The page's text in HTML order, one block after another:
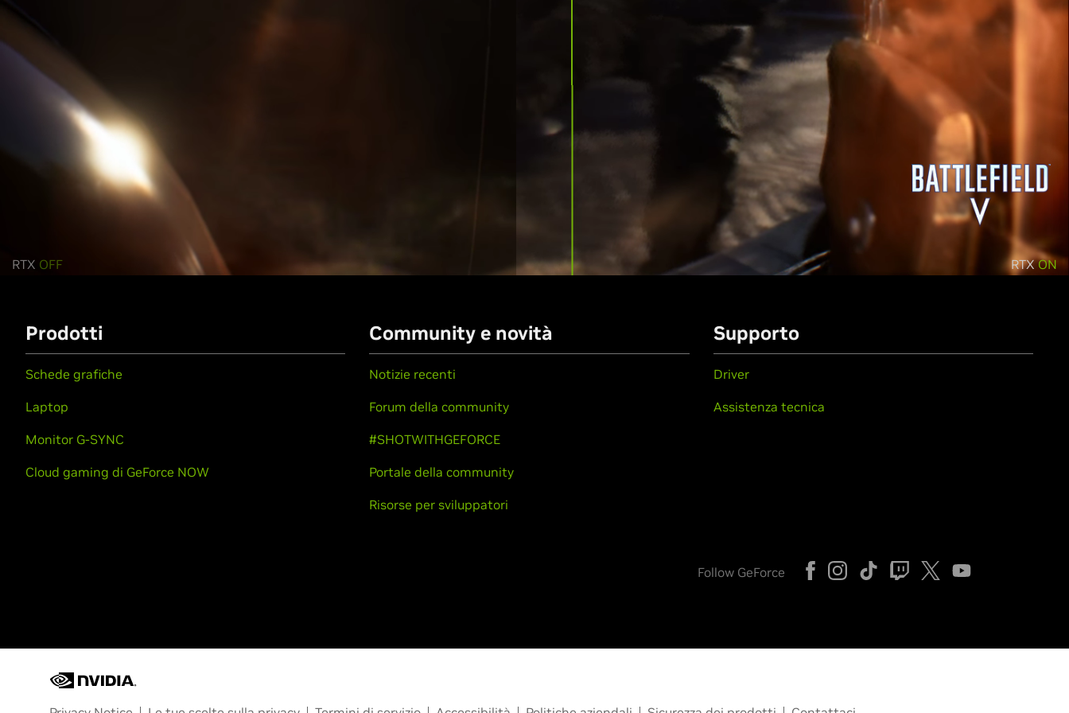
RTXON
RTX OFF
Prodotti
Schede grafiche
Laptop
Monitor G-SYNC
Cloud gaming di GeForce NOW
Community e novità
Notizie recenti
Forum della community
#SHOTWITHGEFORCE
Portale della community
Risorse per sviluppatori
Supporto
Driver
Assistenza tecnica
Follow GeForce